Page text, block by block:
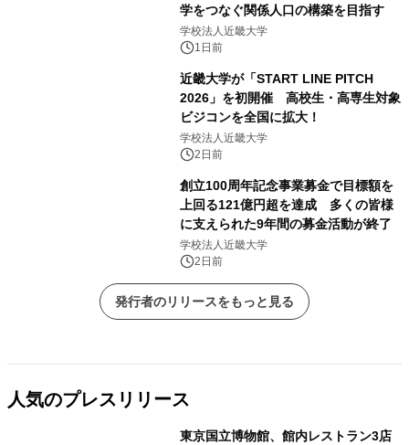
学をつなぐ関係人口の構築を目指す
学校法人近畿大学
1日前
近畿大学が「START LINE PITCH
2026」を初開催 高校生・高専生対象
ビジコンを全国に拡大！
学校法人近畿大学
2日前
創立100周年記念事業募金で目標額を
上回る121億円超を達成 多くの皆様
に支えられた9年間の募金活動が終了
学校法人近畿大学
2日前
発行者のリリースをもっと見る
人気のプレスリリース
東京国立博物館、館内レストラン3店